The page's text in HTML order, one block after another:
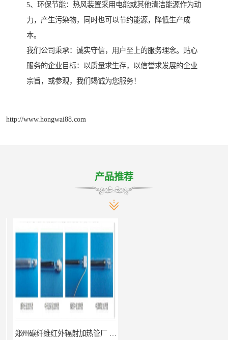
5、环保节能：热风装置采用电能或其他清洁能源作为动
力，产生污染物，同时也可以节约能源，降低生产成
本。
我们公司秉承：诚实守信，用户至上的服务理念。贴心
服务的企业目标：以质量求生存，以信誉求发展的企业
宗旨，或参观，我们竭诚为您服务！
http://www.hongwai88.com
产品推荐
郑州碳纤维红外辐射加热管厂 真材实料